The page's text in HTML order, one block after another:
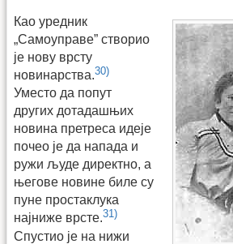
Као уредник
„Самоуправе” створио
је нову врсту
новинарства.30)
Уместо да попут
других дотадашњих
новина претреса идеје
почео је да напада и
ружи људе директно, а
његове новине биле су
пуне простаклука
најниже врсте.31)
Спустио је на нижи